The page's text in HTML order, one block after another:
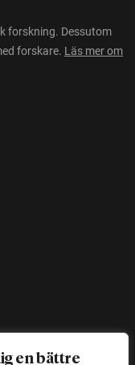
en bättre
forskning. Dessutom
forskare. Läs mer om